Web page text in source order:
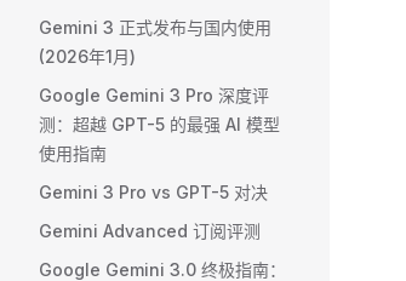
Gemini 3 正式发布与国内使用
(2026年1月)
Google Gemini 3 Pro 深度评
测：超越 GPT-5 的最强 AI 模型
使用指南
Gemini 3 Pro vs GPT-5 对决
Gemini Advanced 订阅评测
Google Gemini 3.0 终极指南：